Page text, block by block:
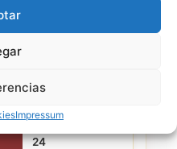
Impressum
21 de marzo de
24